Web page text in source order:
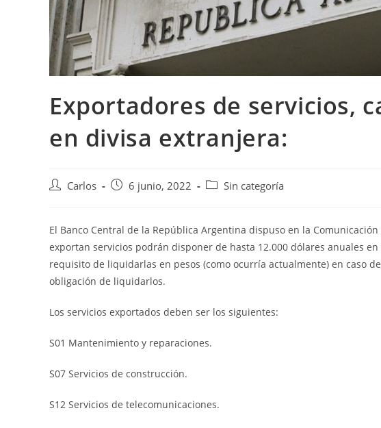
Exportadores de servicios,
en divisa extranjera:
Carlos 6 junio, 2022 Sin categoría
El Banco Central de la República Argentina dispuso en la
exportan servicios podrán disponer de hasta 12.000 dólares anuales
requisito de liquidarlas en pesos (como ocurría actualmente) en caso
obligación de liquidarlos.
Los servicios exportados deben ser los siguientes:
S01 Mantenimiento y reparaciones.
S07 Servicios de construcción.
S12 Servicios de telecomunicaciones.